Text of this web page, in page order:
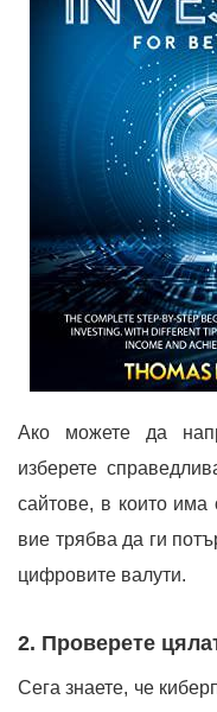
Ако можете да
изберете
сайтове, в които
вие трябва да ги
цифровите валути.
2. Проверете
Сега знаете, че